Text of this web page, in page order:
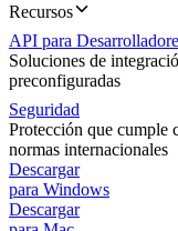
Recursos
API para
Soluciones de
preconfiguradas
Seguridad
Protección que cumple
normas internacionales
Descargar
para Windows
Descargar